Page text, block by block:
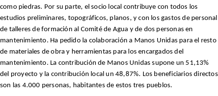
como piedras. Por su parte, el socio local contribuye con todos los
estudios preliminares, topográficos, planos, y con los gastos de personal
de talleres de formación al Comité de Agua y de dos personas en
mantenimiento. Ha pedido la colaboración a Manos Unidas para el resto
de materiales de obra y herramientas para los encargados del
mantenimiento. La contribución de Manos Unidas supone un 51,13%
del proyecto y la contribución local un 48,87%. Los beneficiarios directos
son las 4.000 personas, habitantes de estos tres pueblos.